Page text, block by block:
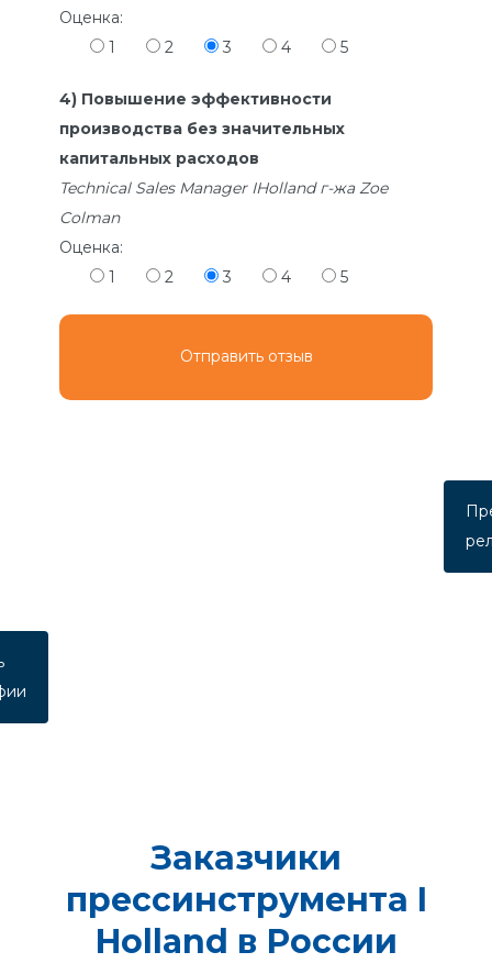
Оценка:
1
2 3 4 5
4) Повышение эффективности
производства без значительных
капитальных расходов
Technical Sales Manager IHolland г-жа Zoe
Colman
Оценка:
1
2 3 4 5
Заказчики
прессинструмента I
Holland в России